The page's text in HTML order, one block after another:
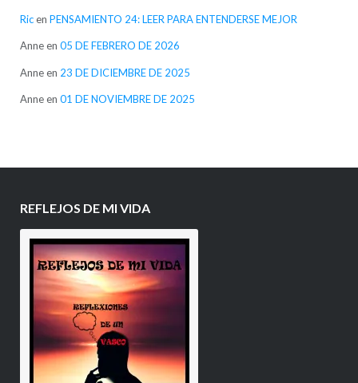
Ricen PENSAMIENTO 24: LEER PARA ENTENDERSE MEJOR
Anneen 05 DE FEBRERO DE 2026
Anneen 23 DE DICIEMBRE DE 2025
Anneen 01 DE NOVIEMBRE DE 2025
REFLEJOS DE MI VIDA